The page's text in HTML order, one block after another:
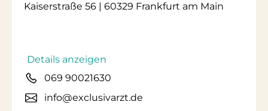
Kaiserstraße 56 | 60329 Frankfurt am Main
Details anzeigen
069 90021630
info@exclusivarzt.de